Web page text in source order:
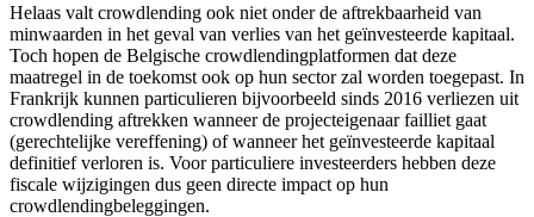
Helaas valt crowdlending ook niet onder de aftrekbaarheid van
minwaarden in het geval van verlies van het geïnvesteerde kapitaal.
Toch hopen de Belgische crowdlendingplatformen dat deze
maatregel in de toekomst ook op hun sector zal worden toegepast. In
Frankrijk kunnen particulieren bijvoorbeeld sinds 2016 verliezen uit
crowdlending aftrekken wanneer de projecteigenaar failliet gaat
(gerechtelijke vereffening) of wanneer het geïnvesteerde kapitaal
definitief verloren is. Voor particuliere investeerders hebben deze
fiscale wijzigingen dus geen directe impact op hun
crowdlendingbeleggingen.